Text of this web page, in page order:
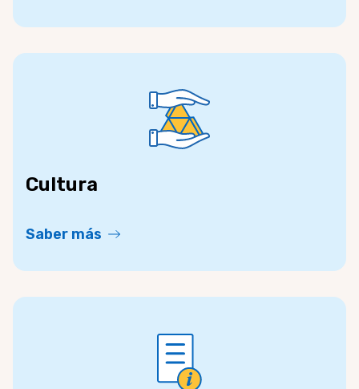
Cultura
Saber más